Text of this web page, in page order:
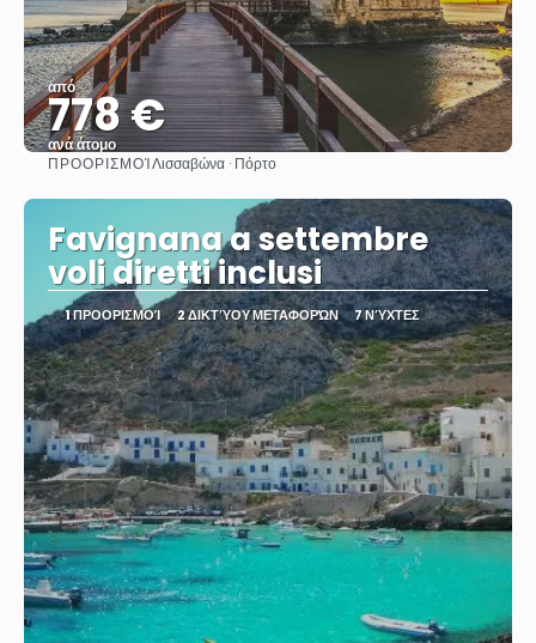
από
778 €
ανά άτομο
Βλέπω
ΠΡΟΟΡΙΣΜΟΊΛισσαβώνα · Πόρτο
Favignana a settembre
voli diretti inclusi
1 ΠΡΟΟΡΙΣΜΟΊ 2 ΔΙΚΤΎΟΥ ΜΕΤΑΦΟΡΏΝ 7 ΝΎΧΤΕΣ